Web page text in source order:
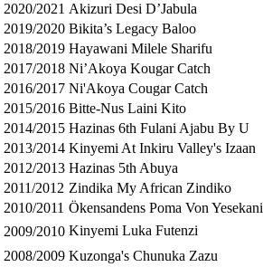
2020/2021 Akizuri Desi D’Jabula
2019/2020 Bikita’s Legacy Baloo
2018/2019 Hayawani Milele Sharifu
2017/2018 Ni’Akoya Kougar Catch
2016/2017 Ni'Akoya Cougar Catch
2015/2016 Bitte-Nus Laini Kito
2014/2015 Hazinas 6th Fulani Ajabu By U
2013/2014 Kinyemi At Inkiru Valley's Izaan
2012/2013 Hazinas 5th Abuya
2011/2012 Zindika My African Zindiko
2010/2011 Ökensandens Poma Von Yesekani
2009/2010 Kinyemi Luka Futenzi
2008/2009 Kuzonga's Chunuka Zazu